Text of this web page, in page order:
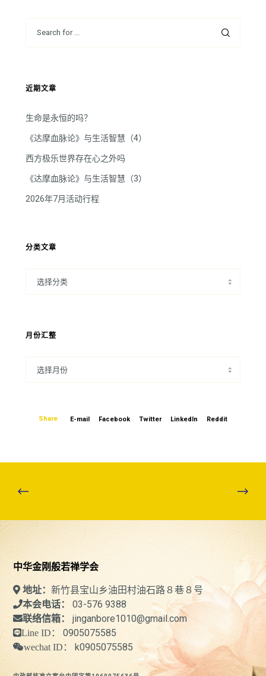
近期文章
生命是永恒的吗？
《达摩血脉论》与生活智慧（4）
西方极乐世界存在心之外吗
《达摩血脉论》与生活智慧（3）
2026年7月活动行程
分类文章
月份汇整
Share E-mail Facebook Twitter LinkedIn Reddit
中华金刚般若禅学会
地址：新竹县宝山乡油田村油石路８巷８号
本会电话： 03-576 9388
联络信箱： jinganbore1010@gmail.com
Line ID： 0905075585
wechat ID： k0905075585